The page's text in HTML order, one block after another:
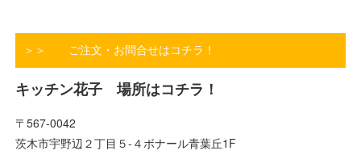
＞＞ ご注文・お問合せはコチラ！
キッチン花子 場所はコチラ！
〒567-0042
茨木市宇野辺２丁目５-４ボナール青葉丘1F